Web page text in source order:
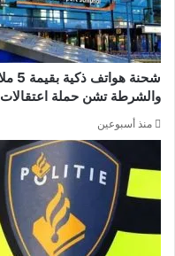
والشرطة تشن حملة اعتقالات
منذ أسبوعين